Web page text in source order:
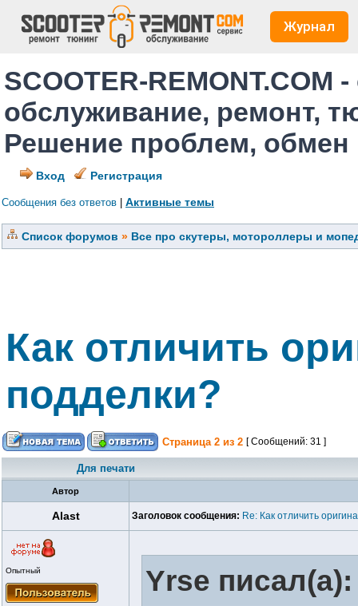
Журнал
SCOOTER-REMONT.COM
обслуживание, ремонт,
Решение проблем,
Вход Регистрация
Сообщения без ответов Активные темы
Список форумов » Все про скутеры, мотороллеры и
Как отличить
подделки?
Страница 2 из 2 [ Сообщений: 31 ]
Для печати
Автор
Alast Заголовок сообщения: Re: Как отличить
Опытный Yrse писал(а):